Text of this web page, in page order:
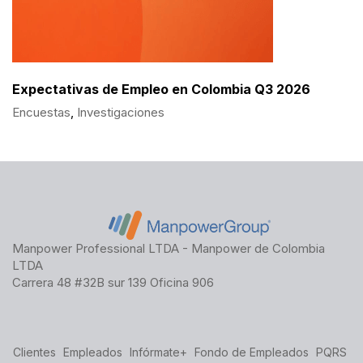
Expectativas de Empleo en Colombia Q3 2026
Encuestas, Investigaciones
Manpower Professional LTDA - Manpower de Colombia
LTDA
Carrera 48 #32B sur 139 Oficina 906
Clientes Empleados Infórmate+ Fondo de Empleados PQRS